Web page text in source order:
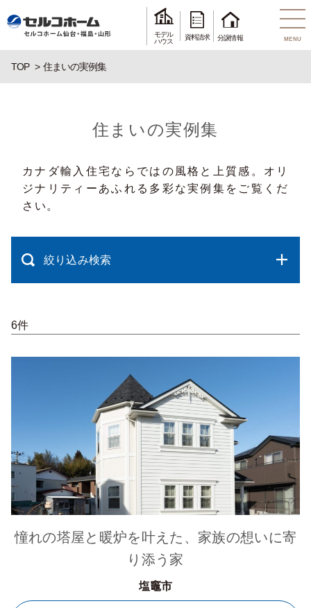
モデル
ハウス
資料請求 分譲情報 MENU
TOP 住まいの実例集
住まいの実例集
カナダ輸入住宅ならではの風格と上質感。オリ
ジナリティーあふれる多彩な実例集をご覧くだ
さい。
絞り込み検索
6件
憧れの塔屋と暖炉を叶えた、家族の想いに寄
り添う家
塩竈市